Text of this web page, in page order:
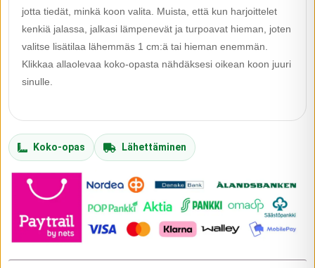
jotta tiedät, minkä koon valita. Muista, että kun harjoittelet
kenkiä jalassa, jalkasi lämpenevät ja turpoavat hieman, joten
valitse lisätilaa lähemmäs 1 cm:ä tai hieman enemmän.
Klikkaa allaolevaa koko-opasta nähdäksesi oikean koon juuri
sinulle.
Koko-opas Lähettäminen